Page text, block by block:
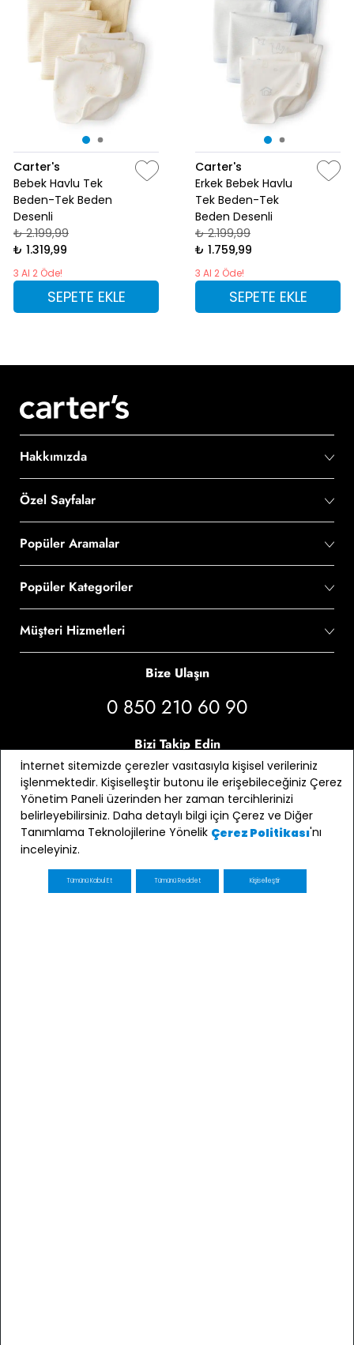
Carter's
Bebek Havlu Tek
Beden-Tek Beden
Desenli
₺ 2.199,99
₺ 1.319,99
3 Al 2 Öde!
SEPETE EKLE
Carter's
Erkek Bebek Havlu
Tek Beden-Tek
Beden Desenli
₺ 2.199,99
₺ 1.759,99
3 Al 2 Öde!
SEPETE EKLE
Hakkımızda
Özel Sayfalar
Popüler Aramalar
Popüler Kategoriler
Müşteri Hizmetleri
Bize Ulaşın
0 850 210 60 90
Bizi Takip Edin
İnternet sitemizde çerezler vasıtasıyla kişisel verileriniz
işlenmektedir. Kişiselleştir butonu ile erişebileceğiniz Çerez
Yönetim Paneli üzerinden her zaman tercihlerinizi
belirleyebilirsiniz. Daha detaylı bilgi için Çerez ve Diğer
Tanımlama Teknolojilerine Yönelik Çerez Politikası'nı
inceleyiniz.
Tümünü Kabul Et Tümünü Reddet Kişiselleştir